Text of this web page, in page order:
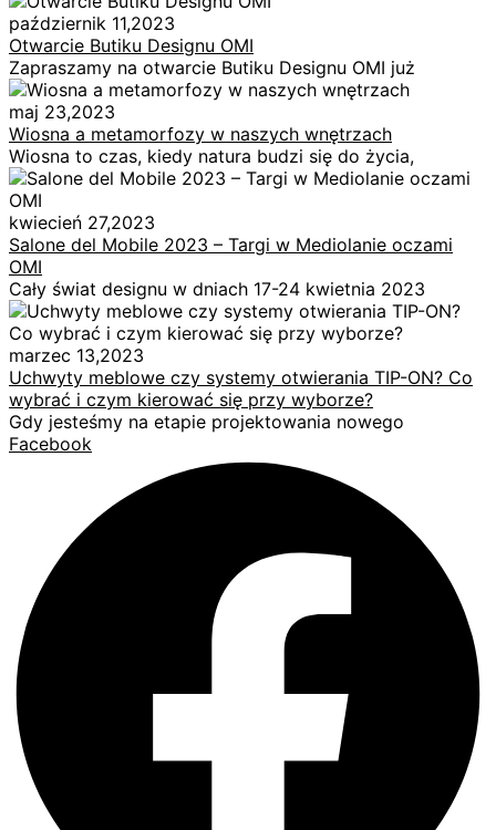
październik 11,2023
Otwarcie Butiku Designu OMI
Zapraszamy na otwarcie Butiku Designu OMI już
maj 23,2023
Wiosna a metamorfozy w naszych wnętrzach
Wiosna to czas, kiedy natura budzi się do życia,
kwiecień 27,2023
Salone del Mobile 2023 – Targi w Mediolanie oczami
OMI
Cały świat designu w dniach 17-24 kwietnia 2023
marzec 13,2023
Uchwyty meblowe czy systemy otwierania TIP-ON? Co
wybrać i czym kierować się przy wyborze?
Gdy jesteśmy na etapie projektowania nowego
Facebook